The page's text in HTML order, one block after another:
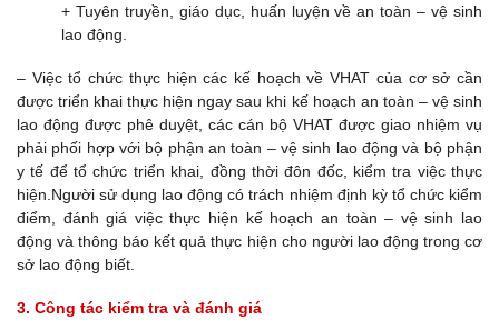
+ Tuyên truyền, giáo dục, huấn luyện về an toàn – vệ sinh
lao động.
– Việc tổ chức thực hiện các kế hoạch về VHAT của cơ sở cần
được triển khai thực hiện ngay sau khi kế hoạch an toàn – vệ sinh
lao động được phê duyệt, các cán bộ VHAT được giao nhiệm vụ
phải phối hợp với bộ phận an toàn – vệ sinh lao động và bộ phận
y tế để tổ chức triển khai, đồng thời đôn đốc, kiểm tra việc thực
hiện.Người sử dụng lao động có trách nhiệm định kỳ tổ chức kiểm
điểm, đánh giá việc thực hiện kế hoạch an toàn – vệ sinh lao
động và thông báo kết quả thực hiện cho người lao động trong cơ
sở lao động biết.
3. Công tác kiểm tra và đánh giá